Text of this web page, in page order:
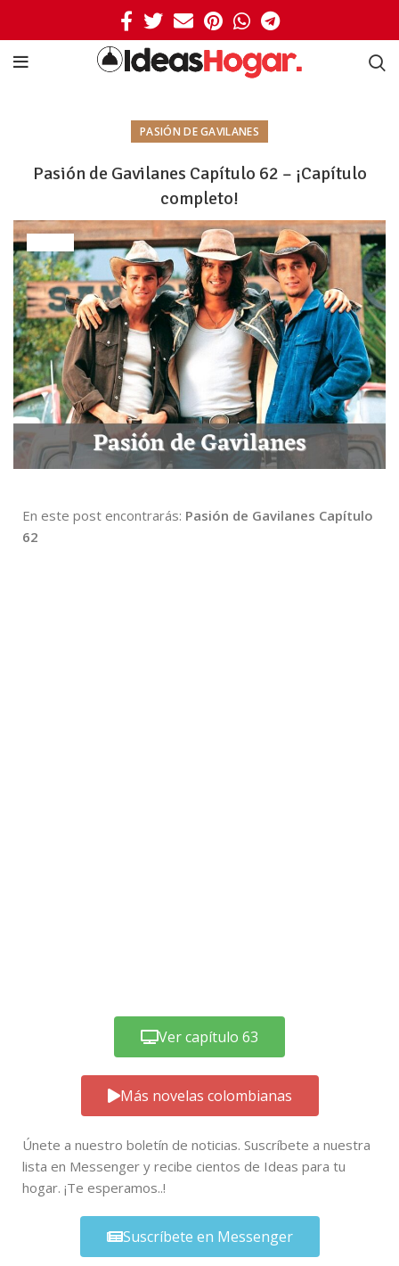
PASIÓN DE GAVILANES
Pasión de Gavilanes Capítulo 62 – ¡Capítulo
completo!
En este post encontrarás: Pasión de Gavilanes Capítulo
62
Ver capítulo 63
Más novelas colombianas
Únete a nuestro boletín de noticias. Suscríbete a nuestra
lista en Messenger y recibe cientos de Ideas para tu
hogar. ¡Te esperamos..!
Suscríbete en Messenger